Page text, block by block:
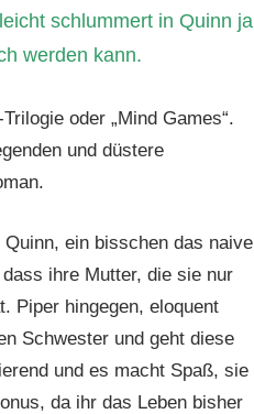
schlummert in Quinn ja
werden kann.
oder „Mind Games“.
und düstere
ein bisschen das naive
ihre Mutter, die sie nur
Piper hingegen, eloquent
Schwester und geht diese
und es macht Spaß, sie
da ihr das Leben bisher